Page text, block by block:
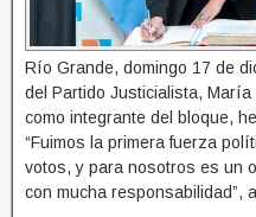
Río Grande, domingo 17 de
del Partido Justicialista,
como integrante del bloque,
“Fuimos la primera fuerza
votos, y para nosotros es un
con mucha responsabilidad”,